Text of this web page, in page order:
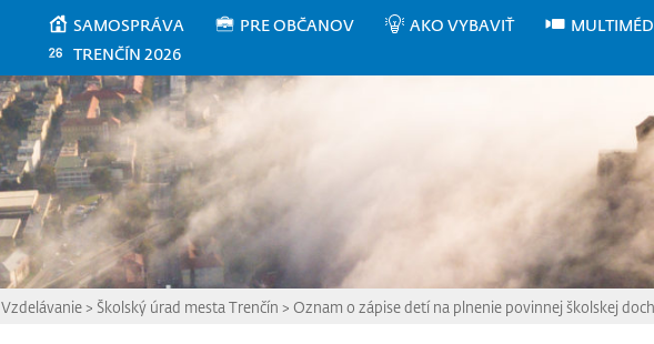
SAMOSPRÁVA PRE OBČANOV AKO VYBAVIŤ
TRENČÍN 2026
Vzdelávanie> Školský úrad mesta Trenčín > Oznam o zápise detí na plnenie povinnej školskej